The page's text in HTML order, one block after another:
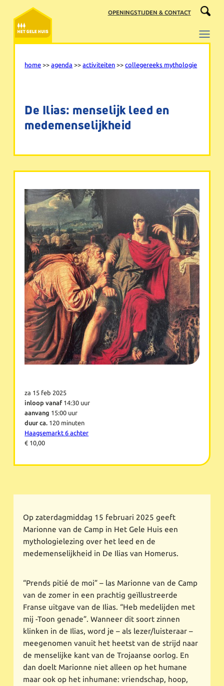
naar
inhoud
OPENINGSTIJDEN & CONTACT
home >>agenda >>activiteiten >>collegereeks mythologie
De Ilias: menselijk leed en
medemenselijkheid
za 15 feb 2025
inloop vanaf14:30 uur
aanvang 15:00 uur
duur ca. 120 minuten
Haagsemarkt 6 achter
€ 10,00
Op zaterdagmiddag 15 februari 2025 geeft
Marionne van de Camp in Het Gele Huis een
mythologielezing over het leed en de
medemenselijkheid in De Ilias van Homerus.
“Prends pitié de moi” – las Marionne van de Camp
van de zomer in een prachtig geïllustreerde
Franse uitgave van de Ilias. “Heb medelijden met
mij -Toon genade”. Wanneer dit soort zinnen
klinken in de Ilias, word je – als lezer/luisteraar –
meegenomen vanuit het heetst van de strijd naar
de menselijke kant van de Trojaanse oorlog. En
dan doelt Marionne niet alleen op het humane
maar ook op het inhumane: vriendschap, hoop,